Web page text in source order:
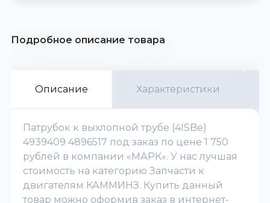
Подробное описание товара
Описание Характеристики
Патрубок к выхлопной трубе (4ISBe)
4939409 4896517 под заказ по цене 1 750
рублей в компании «МАРК». У нас лучшая
стоимость на категорию Запчасти к
двигателям КАММИНЗ. Купить данный
товар можно оформив заказ в интернет-